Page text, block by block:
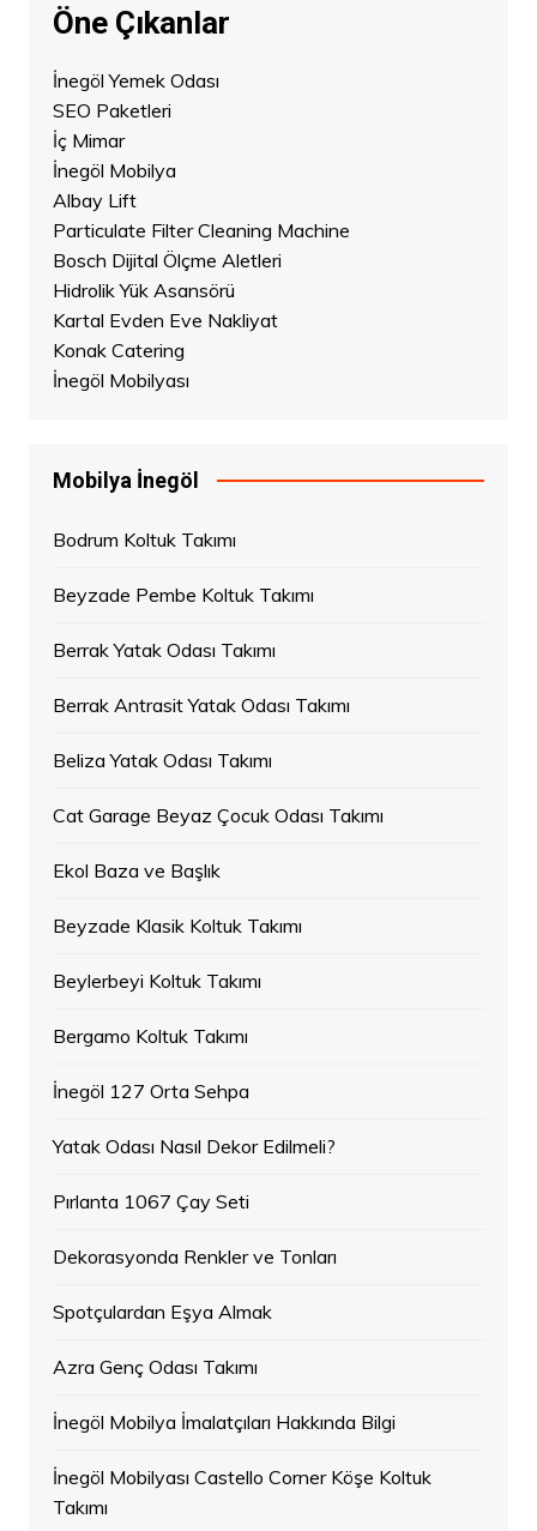
Öne Çıkanlar
İnegöl Yemek Odası
SEO Paketleri
İç Mimar
İnegöl Mobilya
Albay Lift
Particulate Filter Cleaning Machine
Bosch Dijital Ölçme Aletleri
Hidrolik Yük Asansörü
Kartal Evden Eve Nakliyat
Konak Catering
İnegöl Mobilyası
Mobilya İnegöl
Bodrum Koltuk Takımı
Beyzade Pembe Koltuk Takımı
Berrak Yatak Odası Takımı
Berrak Antrasit Yatak Odası Takımı
Beliza Yatak Odası Takımı
Cat Garage Beyaz Çocuk Odası Takımı
Ekol Baza ve Başlık
Beyzade Klasik Koltuk Takımı
Beylerbeyi Koltuk Takımı
Bergamo Koltuk Takımı
İnegöl 127 Orta Sehpa
Yatak Odası Nasıl Dekor Edilmeli?
Pırlanta 1067 Çay Seti
Dekorasyonda Renkler ve Tonları
Spotçulardan Eşya Almak
Azra Genç Odası Takımı
İnegöl Mobilya İmalatçıları Hakkında Bilgi
İnegöl Mobilyası Castello Corner Köşe Koltuk
Takımı